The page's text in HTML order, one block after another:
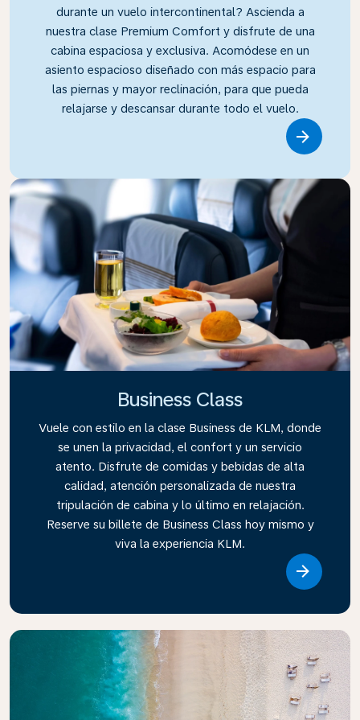
durante un vuelo intercontinental? Ascienda a
nuestra clase Premium Comfort y disfrute de una
cabina espaciosa y exclusiva. Acomódese en un
asiento espacioso diseñado con más espacio para
las piernas y mayor reclinación, para que pueda
relajarse y descansar durante todo el vuelo.
Business Class
Vuele con estilo en la clase Business de KLM, donde
se unen la privacidad, el confort y un servicio
atento. Disfrute de comidas y bebidas de alta
calidad, atención personalizada de nuestra
tripulación de cabina y lo último en relajación.
Reserve su billete de Business Class hoy mismo y
viva la experiencia KLM.